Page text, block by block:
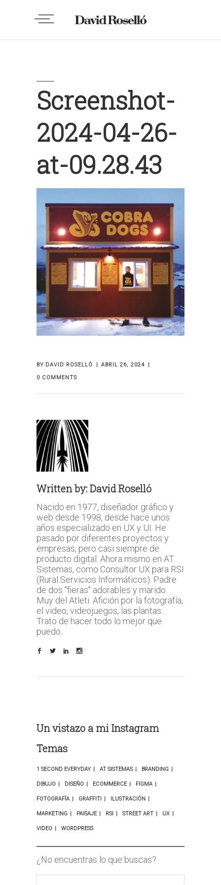
Screenshot-
2024-04-26-
at-09.28.43
BY DAVID ROSELLÓ
ABRIL 26, 2024
0 COMMENTS
Written by:David Roselló
Nacido en 1977, diseñador gráfico y
web desde 1998, desde hace unos
años especializado en UX y UI. He
pasado por diferentes proyectos y
empresas, pero casi siempre de
producto digital. Ahora mismo en AT
Sistemas, como Consultor UX para RSI
(Rural Servicios Informáticos). Padre
de dos "fieras" adorables y marido.
Muy del Atleti. Afición por la fotografía,
el video, videojuegos, las plantas...
Trato de hacer todo lo mejor que
puedo.
Un vistazo a mi Instagram
Temas
1 SECOND EVERYDAY AT SISTEMAS BRANDING
DIBUJO DISEÑO ECOMMERCE FIGMA
FOTOGRAFÍA GRAFFITI ILUSTRACIÓN
MARKETING PAISAJE RSI STREET ART UX
VIDEO WORDPRESS
¿No encuentras lo que buscas?